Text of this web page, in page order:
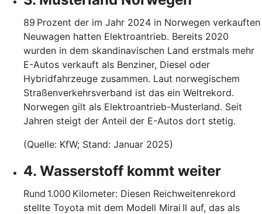
89 Prozent der im Jahr 2024 in Norwegen verkauften
Neuwagen hatten Elektroantrieb. Bereits 2020
wurden in dem skandinavischen Land erstmals mehr
E-Autos verkauft als Benziner, Diesel oder
Hybridfahrzeuge zusammen. Laut norwegischem
Straßenverkehrsverband ist das ein Weltrekord.
Norwegen gilt als Elektroantrieb-Musterland. Seit
Jahren steigt der Anteil der E-Autos dort stetig.
(Quelle: KfW; Stand: Januar 2025)
4. Wasserstoff kommt weiter
Rund 1.000 Kilometer: Diesen Reichweitenrekord
stellte Toyota mit dem Modell Mirai II auf, das als